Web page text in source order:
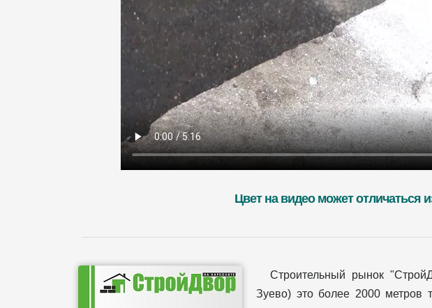
Цвет на видео может отличаться
Строительный рынок
Зуево) это более 2000 метров